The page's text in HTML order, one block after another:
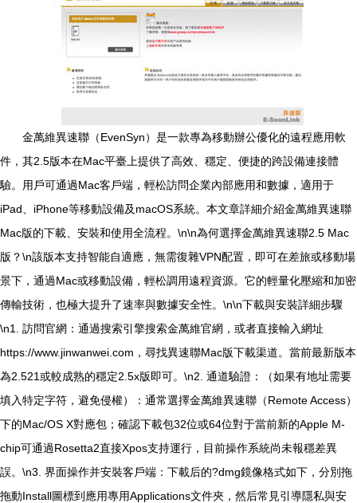
金萬維異速聯（EvenSyn）是一款專為移動辦公優化的遠程應用軟
件，其2.5版本在Mac平臺上提供了高效、穩定、便捷的跨設備連接體
驗。用戶可通過Mac客戶端，輕松訪問企業內部應用和數據，適用于
iPad、iPhone等移動設備及macOS系統。本文章詳細介紹金萬維異速聯
Mac版的下載、安裝和使用全流程。\n\n為何選擇金萬維異速聯2.5 Mac
版？\n該版本支持智能自適應，無需復雜VPN配置，即可在差旅或移動場
景下，通過Mac或移動設備，輕松調用遠程資源。它的輕量化壓縮和加密
傳輸技術，也極大提升了速率與數據安全性。\n\n下載與安裝詳細步驟
\n1. 訪問官網：通過搜索引擎搜索金萬維官網，或者直接輸入網址
https://www.jinwanwei.com，尋找異速聯Mac版下載渠道。當前最新版本
為2.521或較成熟的穩定2.5x版即可。\n2. 通道驗證：（如果有地址需要
填入特定字符，避免侵權）：通常選擇金萬維異速聯（Remote Access）
下的Mac/OS X對應包；確認下載包32位或64位對于當前新的Apple M-
chip可通過Rosetta2直接Xpos支持運行，目前操作系統尚未報穩差異
誤。\n3. 界面操作并安裝客戶端：下載后的?dmg鏡像格式如下，分別拖
拖動Install圖標到應用專用Applications文件夾，然后常見引導隱私與安